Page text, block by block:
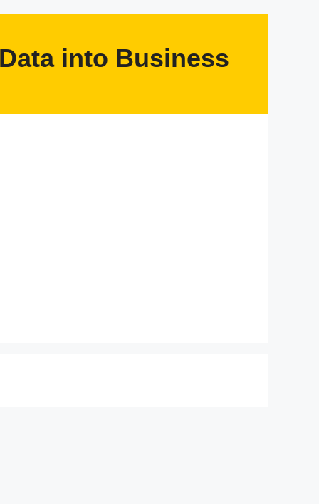
into Business